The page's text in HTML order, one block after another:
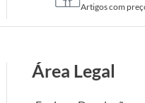
Artigos com
Área Legal